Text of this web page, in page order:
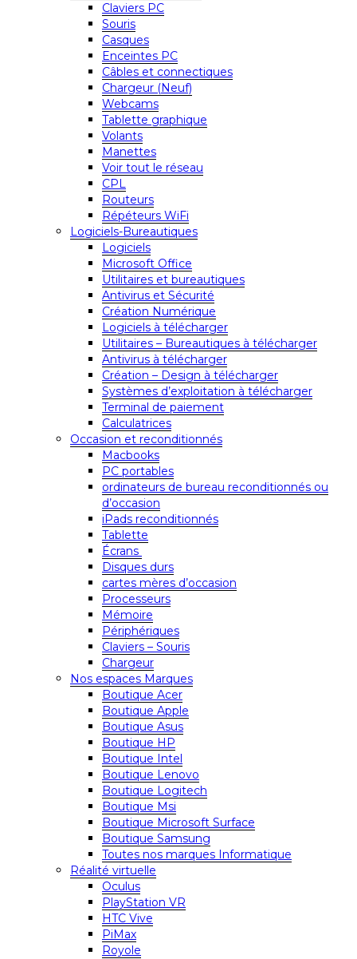
Claviers PC
Souris
Casques
Enceintes PC
Câbles et connectiques
Chargeur (Neuf)
Webcams
Tablette graphique
Volants
Manettes
Voir tout le réseau
CPL
Routeurs
Répéteurs WiFi
Logiciels-Bureautiques
Logiciels
Microsoft Office
Utilitaires et bureautiques
Antivirus et Sécurité
Création Numérique
Logiciels à télécharger
Utilitaires – Bureautiques à télécharger
Antivirus à télécharger
Création – Design à télécharger
Systèmes d’exploitation à télécharger
Terminal de paiement
Calculatrices
Occasion et reconditionnés
Macbooks
PC portables
ordinateurs de bureau reconditionnés ou
d’occasion
iPads reconditionnés
Tablette
Écrans
Disques durs
cartes mères d’occasion
Processeurs
Mémoire
Périphériques
Claviers – Souris
Chargeur
Nos espaces Marques
Boutique Acer
Boutique Apple
Boutique Asus
Boutique HP
Boutique Intel
Boutique Lenovo
Boutique Logitech
Boutique Msi
Boutique Microsoft Surface
Boutique Samsung
Toutes nos marques Informatique
Réalité virtuelle
Oculus
PlayStation VR
HTC Vive
PiMax
Royole